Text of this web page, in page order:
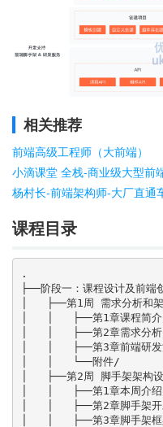
相关推荐
前端高级工程师（大前端）
小滴课堂 全栈-商业级大型前
杨村长-前端架构师-大厂直通
课程目录
.
├──阶段一：课程设计及前端
│   ├──第1周 需求分析和
│   │   ├──第1章课程简
│   │   ├──第2章需求分
│   │   ├──第3章前端研
│   │   └──附件/
│   ├──第2周 脚手架架构
│   │   ├──第1章本周介
│   │   ├──第2章脚手架
│   │   ├──第3章脚手架